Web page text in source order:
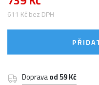
611 Kč bez DPH
Dopravaod 59 Kč